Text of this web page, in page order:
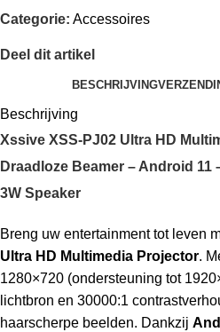
Categorie: Accessoires
Deel dit artikel
BESCHRIJVING
Beschrijving
Xssive XSS-PJ02 Ultra HD
Draadloze Beamer – Android 11
3W Speaker
Breng uw entertainment tot leven
Ultra HD Multimedia Projector.
1280×720 (ondersteuning tot
lichtbron en 30000:1
haarscherpe beelden. Dankzij